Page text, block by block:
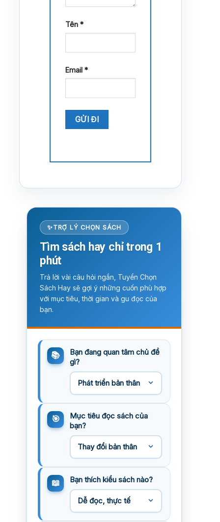
Tên *
Email *
TRỢ LÝ CHỌN SÁCH
Tìm sách hay chỉ trong 1
phút
Trả lời vài câu hỏi ngắn, Tuyển Chọn
Sách Hay sẽ gợi ý những cuốn phù hợp
với mục tiêu, thời gian và gu đọc của
bạn.
Bạn đang quan tâm chủ đề
gì?
Mục tiêu đọc sách của
bạn?
Bạn thích kiểu sách nào?